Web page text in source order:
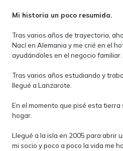
Mi historia un poco resumida.
Tras varios años de trayectoria,
Nací en Alemania y me crié en el
ayudándoles en el negocio familiar.
Tras varios años estudiando y
llegué a Lanzarote.
En el momento que pisé esta tierra
hogar.
Llegué a la isla en 2005 para abrir
mi socio y poco a poco la vida me